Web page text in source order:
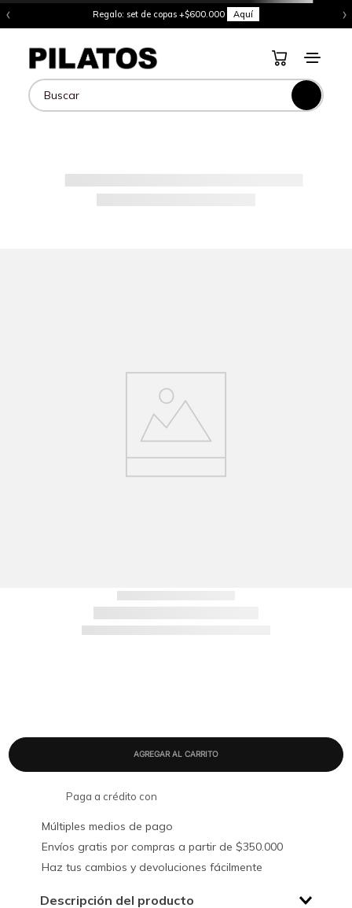
‹ Regalo: set de copas +$600.000 Aquí ›
Buscar
Paga a crédito con
Múltiples medios de pago
Envíos gratis por compras a partir de $350.000
Haz tus cambios y devoluciones fácilmente
Descripción del producto